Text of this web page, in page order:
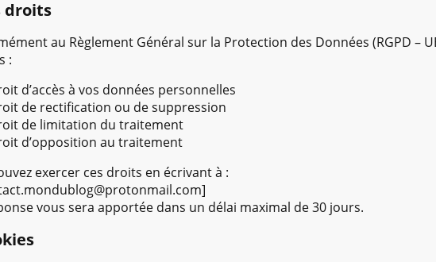
droits
au Règlement Général sur la Protection des Données (RGPD –
:
d’accès à vos données personnelles
de rectification ou de suppression
de limitation du traitement
d’opposition au traitement
exercer ces droits en écrivant à :
vous sera apportée dans un délai maximal de 30 jours.